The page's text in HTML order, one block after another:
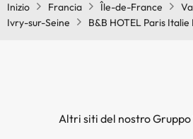
Inizio
Francia Île-de-France
Ivry-sur-Seine
B&B HOTEL Paris
Altri siti del nostro